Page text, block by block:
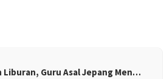
Liburan, Guru Asal Jepang Men…